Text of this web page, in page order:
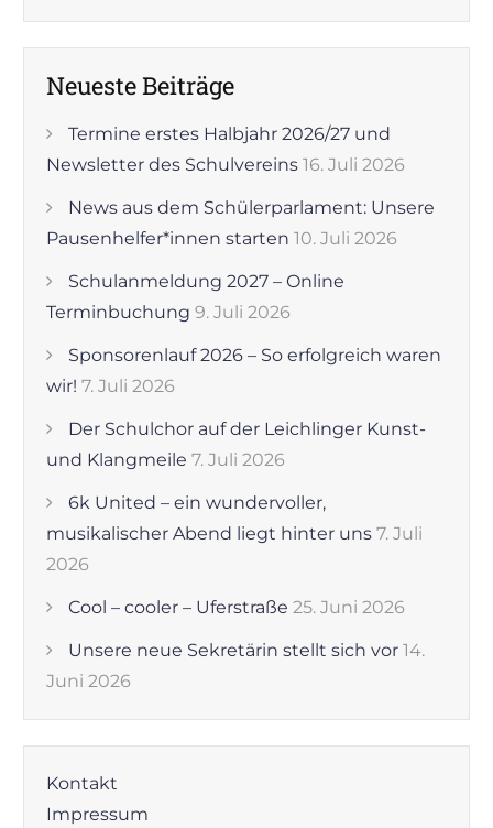
Neueste Beiträge
Termine erstes Halbjahr 2026/27 und
Newsletter des Schulvereins 16. Juli 2026
News aus dem Schülerparlament: Unsere
Pausenhelfer*innen starten 10. Juli 2026
Schulanmeldung 2027 – Online
Terminbuchung 9. Juli 2026
Sponsorenlauf 2026 – So erfolgreich waren
wir! 7. Juli 2026
Der Schulchor auf der Leichlinger Kunst-
und Klangmeile 7. Juli 2026
6k United – ein wundervoller,
musikalischer Abend liegt hinter uns 7. Juli
2026
Cool – cooler – Uferstraße 25. Juni 2026
Unsere neue Sekretärin stellt sich vor 14.
Juni 2026
Kontakt
Impressum